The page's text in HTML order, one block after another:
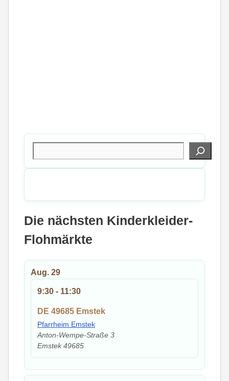
Die nächsten Kinderkleider-
Flohmärkte
Aug. 29
9:30 - 11:30
DE 49685 Emstek
Pfarrheim Emstek
Anton-Wempe-Straße 3
Emstek49685